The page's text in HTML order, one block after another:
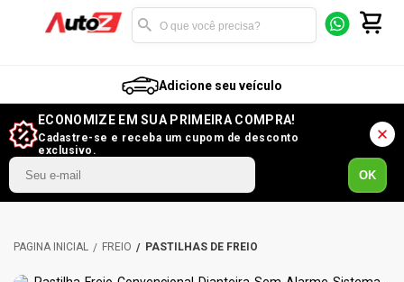
Adicione seu veículo
ECONOMIZE EM SUA PRIMEIRA COMPRA!
Cadastre-se e receba um cupom de desconto
exclusivo.
OK
FREIO PASTILHAS DE FREIO